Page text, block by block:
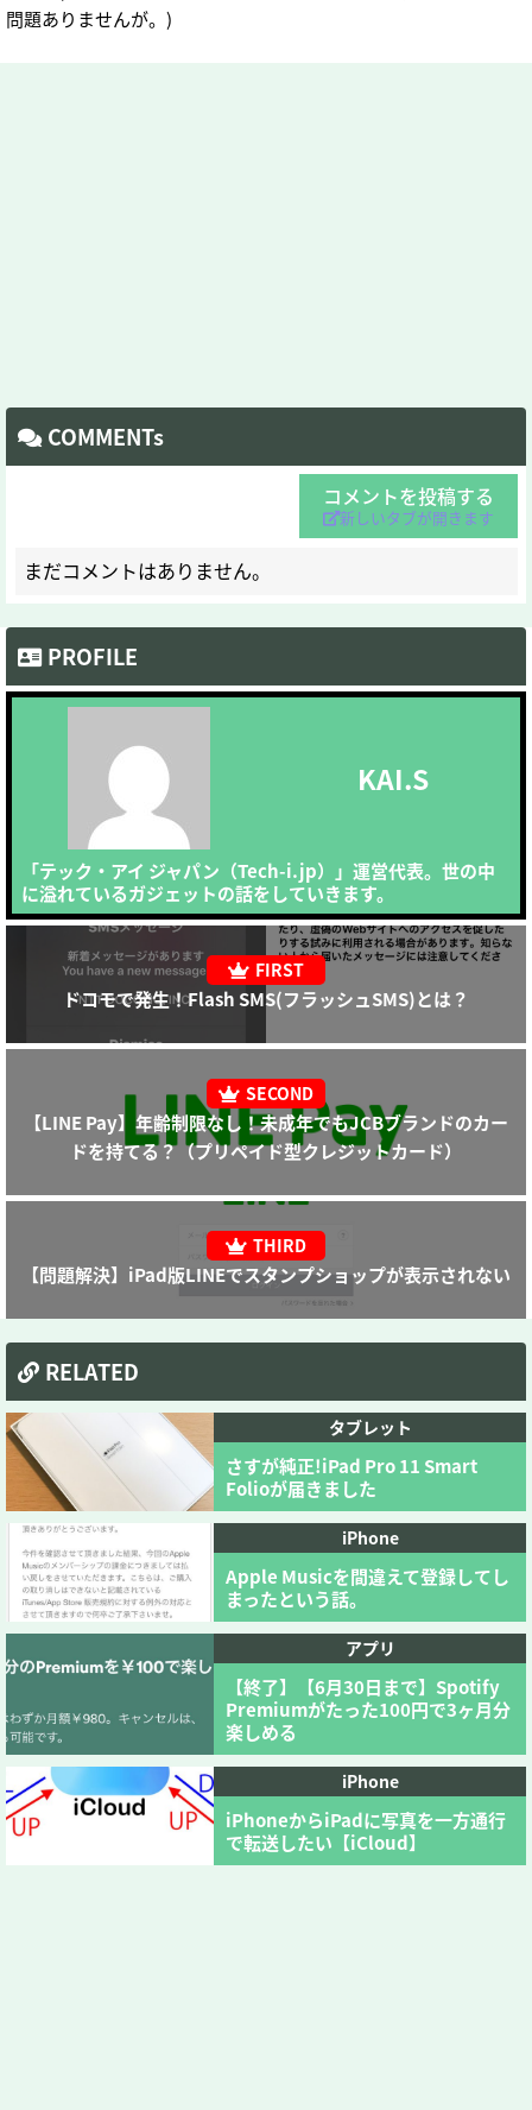
問題ありませんが。)
COMMENTs
コメントを投稿する
新しいタブが開きます
まだコメントはありません。
PROFILE
KAI.S
「テック・アイ ジャパン（Tech-i.jp）」運営代表。世の中
に溢れているガジェットの話をしていきます。
ドコモで発生！Flash SMS(フラッシュSMS)とは？
【LINE Pay】年齢制限なし！未成年でもJCBブランドのカー
ドを持てる？（プリペイド型クレジットカード）
【問題解決】iPad版LINEでスタンプショップが表示されない
RELATED
タブレット
さすが純正!iPad Pro 11 Smart
Folioが届きました
iPhone
Apple Musicを間違えて登録してし
まったという話。
アプリ
【終了】【6月30日まで】Spotify
Premiumがたった100円で3ヶ月分
楽しめる
iPhone
iPhoneからiPadに写真を一方通行
で転送したい【iCloud】